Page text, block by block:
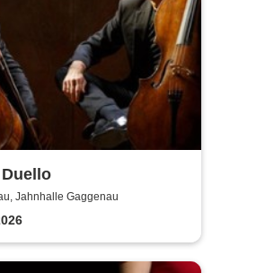
Jahnhalle Gaggenau